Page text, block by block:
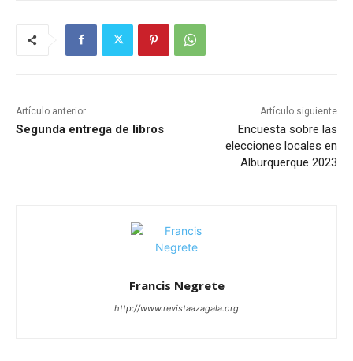
Artículo anterior
Segunda entrega de libros
Artículo siguiente
Encuesta sobre las
elecciones locales en
Alburquerque 2023
Francis Negrete
http://www.revistaazagala.org